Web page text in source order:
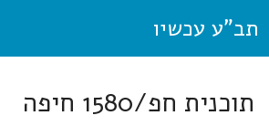
תב"ע עכשיו
תוכנית חפ/1580 חיפה